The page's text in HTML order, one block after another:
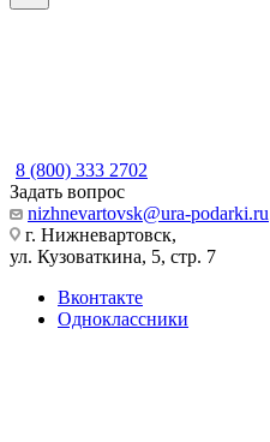
8 (800) 333 2702
Задать вопрос
nizhnevartovsk@ura-podarki.ru
г. Нижневартовск,
ул. Кузоваткина, 5, стр. 7
Вконтакте
Одноклассники